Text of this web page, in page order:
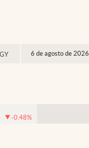
6 de agosto de 2026
-0.48%